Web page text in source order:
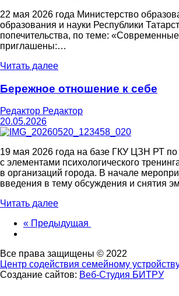
22 мая 2026 года Министерство
образования и науки Республики
попечительства, по теме:
приглашены:…
Читать далее
Бережное отношение к себе
Редактор Редактор
20.05.2026
19 мая 2026 года на базе ГКУ ЦЗН РТ по
с элементами психологического
в организаций города. В начале
введения в тему обсуждения и снятия
Читать далее
« Предыдущая
Все права защищены © 2022
Центр содействия семейному
Создание сайтов: Веб-Студия БИТРУ